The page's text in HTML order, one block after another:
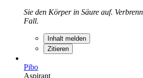
Sie den Körper in Säure auf.
Fall.
Inhalt melden
Zitieren
Pibo
Aspirant